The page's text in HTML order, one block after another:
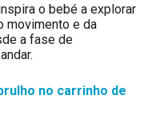
o bebé a explorar
movimento e da
a fase de
no carrinho de